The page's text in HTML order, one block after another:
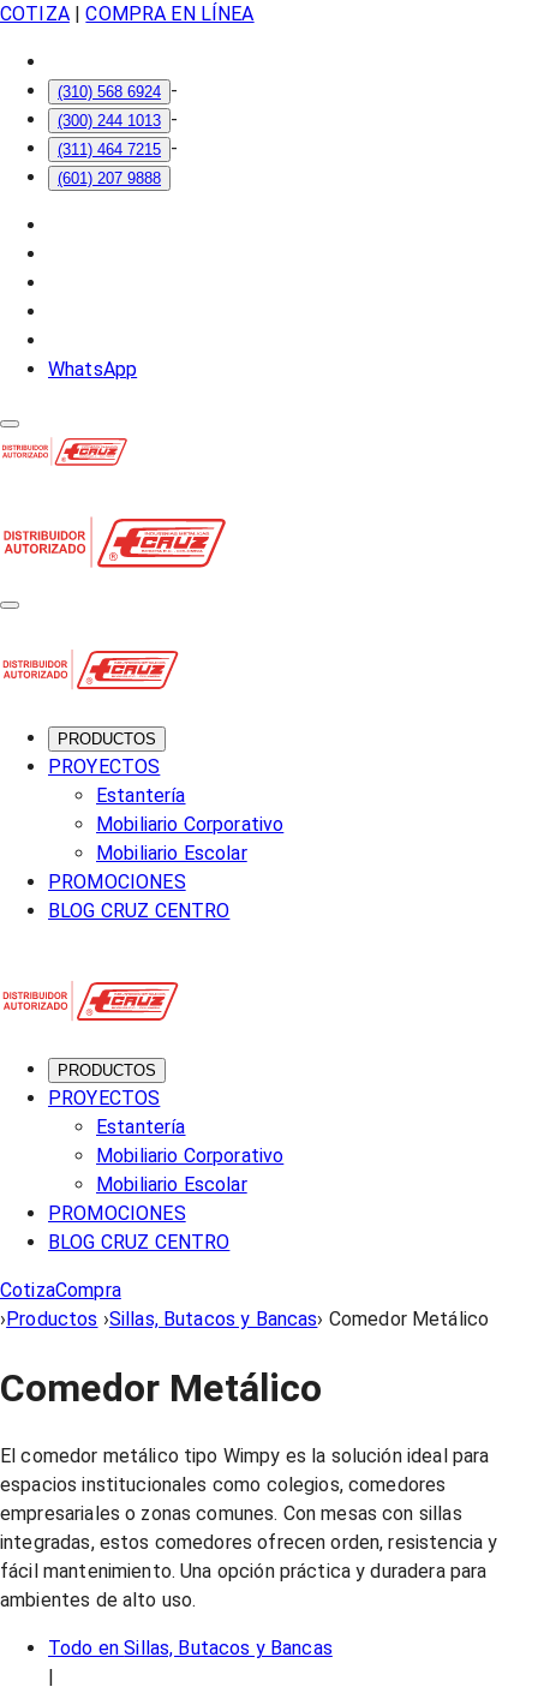
COTIZA| COMPRA EN LÍNEA
(310) 568 6924 -
(300) 244 1013 -
(311) 464 7215 -
(601) 207 9888
WhatsApp
PRODUCTOS
PROYECTOS
Estantería
Mobiliario Corporativo
Mobiliario Escolar
PROMOCIONES
BLOG CRUZ CENTRO
PRODUCTOS
PROYECTOS
Estantería
Mobiliario Corporativo
Mobiliario Escolar
PROMOCIONES
BLOG CRUZ CENTRO
CotizaCompra
›Productos ›Sillas, Butacos y Bancas› Comedor Metálico
Comedor Metálico
El comedor metálico tipo Wimpy es la solución ideal para
espacios institucionales como colegios, comedores
empresariales o zonas comunes. Con mesas con sillas
integradas, estos comedores ofrecen orden, resistencia y
fácil mantenimiento. Una opción práctica y duradera para
ambientes de alto uso.
Todo enSillas, Butacos y Bancas